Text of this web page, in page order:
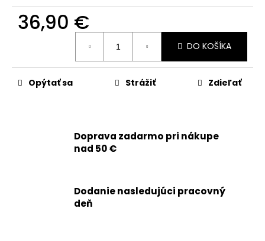
36,90 €
DO KOŠÍKA
Opýtať sa Strážiť Zdieľať
Doprava zadarmo pri nákupe
nad 50 €
Dodanie nasledujúci pracovný
deň
APPLE
IPHONE
15
ZADNÉHO
KRYTU